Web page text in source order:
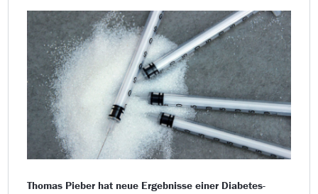
Thomas Pieber hat neue Ergebnisse einer Diabetes-